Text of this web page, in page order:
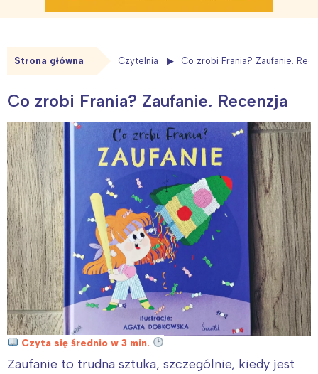
Strona główna Czytelnia Co zrobi Frania? Zaufanie.
Co zrobi Frania? Zaufanie. Recenzja
Czyta się średnio w 3 min.
Zaufanie to trudna sztuka, szczególnie, kiedy jest